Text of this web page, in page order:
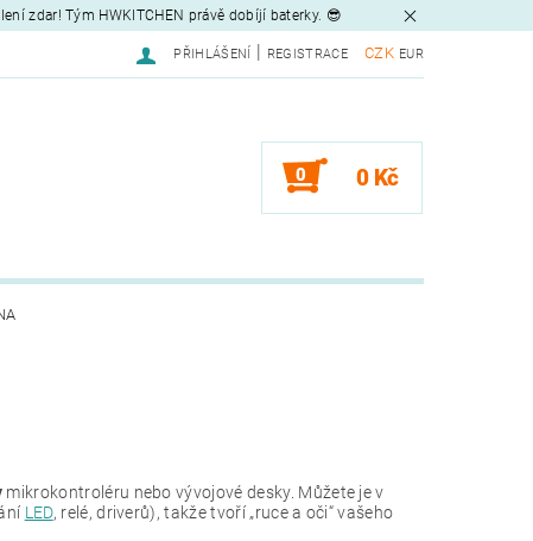
zdar! Tým HWKITCHEN právě dobíjí baterky. 😎
CZK EUR
PŘIHLÁŠENÍ REGISTRACE
0 0 Kč
mikrokontroléru nebo vývojové desky. Můžete je v
LED, relé, driverů), takže tvoří „ruce a oči“ vašeho